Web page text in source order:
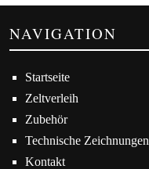
NAVIGATION
Startseite
Zeltverleih
Zubehör
Technische Zeichnungen
Kontakt